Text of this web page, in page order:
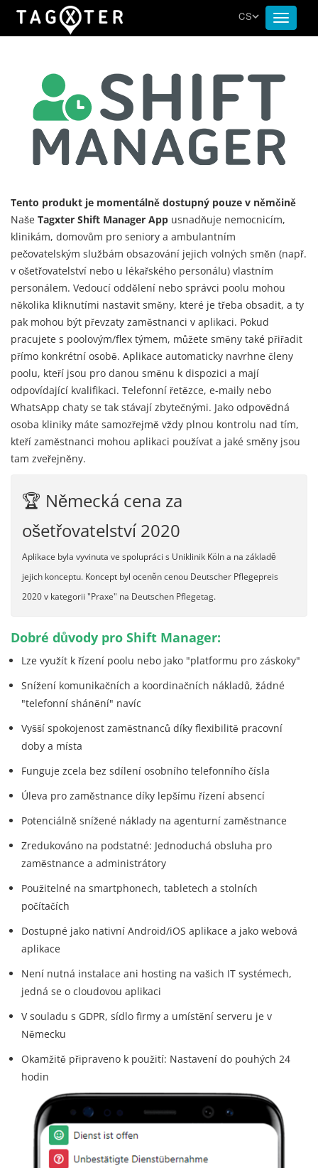
Toggle
CS
Tento produkt je momentálně dostupný pouze v němčině
Naše Tagxter Shift Manager App usnadňuje nemocnicím,
klinikám, domovům pro seniory a ambulantním
pečovatelským službám obsazování jejich volných směn (např.
v ošetřovatelství nebo u lékařského personálu) vlastním
personálem. Vedoucí oddělení nebo správci poolu mohou
několika kliknutími nastavit směny, které je třeba obsadit, a ty
pak mohou být převzaty zaměstnanci v aplikaci. Pokud
pracujete s poolovým/flex týmem, můžete směny také přiřadit
přímo konkrétní osobě. Aplikace automaticky navrhne členy
poolu, kteří jsou pro danou směnu k dispozici a mají
odpovídající kvalifikaci. Telefonní řetězce, e-maily nebo
WhatsApp chaty se tak stávají zbytečnými. Jako odpovědná
osoba kliniky máte samozřejmě vždy plnou kontrolu nad tím,
kteří zaměstnanci mohou aplikaci používat a jaké směny jsou
tam zveřejněny.
🏆 Německá cena za
ošetřovatelství 2020
Aplikace byla vyvinuta ve spolupráci s Uniklinik Köln a na základě
jejich konceptu. Koncept byl oceněn cenou Deutscher Pflegepreis
2020 v kategorii "Praxe" na Deutschen Pflegetag.
Dobré důvody pro Shift Manager:
Lze využít k řízení poolu nebo jako "platformu pro záskoky"
Snížení komunikačních a koordinačních nákladů, žádné
"telefonní shánění" navíc
Vyšší spokojenost zaměstnanců díky flexibilitě pracovní
doby a místa
Funguje zcela bez sdílení osobního telefonního čísla
Úleva pro zaměstnance díky lepšímu řízení absencí
Potenciálně snížené náklady na agenturní zaměstnance
Zredukováno na podstatné: Jednoduchá obsluha pro
zaměstnance a administrátory
Použitelné na smartphonech, tabletech a stolních
počítačích
Dostupné jako nativní Android/iOS aplikace a jako webová
aplikace
Není nutná instalace ani hosting na vašich IT systémech,
jedná se o cloudovou aplikaci
V souladu s GDPR, sídlo firmy a umístění serveru je v
Německu
Okamžitě připraveno k použití: Nastavení do pouhých 24
hodin